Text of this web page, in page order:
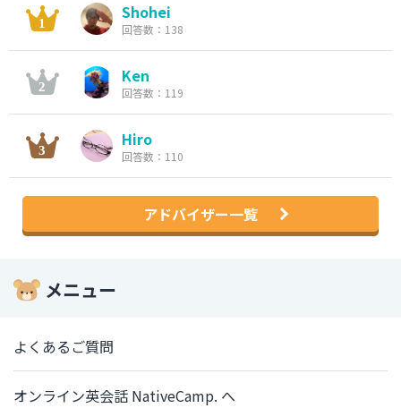
Shohei
回答数：138
Ken
回答数：119
Hiro
回答数：110
アドバイザー一覧
メニュー
よくあるご質問
オンライン英会話 NativeCamp. へ